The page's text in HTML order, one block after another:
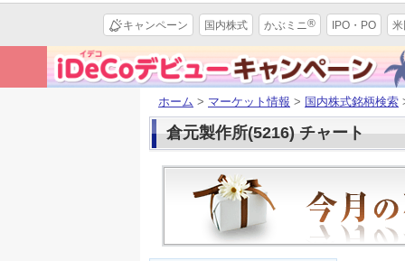
キャンペーン 国内株式 かぶミニ® IPO・PO
ホーム > マーケット情報 > 国内株式銘柄検索
倉元製作所(5216) チャート